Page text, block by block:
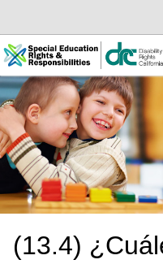
sub
navigation
content
(13.4)